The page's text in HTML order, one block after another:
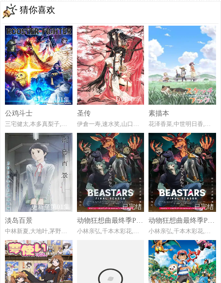
猜你喜欢
更新至第01集
公鸡斗士
三宅健太,本多真梨子,井泽诗织,大野智敬,鹿糠光明,大塚明夫,远野光,甲斐田裕子,笠间淳,藤原夏海
DVD中字
圣传
伊倉一寿,速水奖,山口胜平,榊原良子
已完结
素描本
花泽香菜,中世明日香,牧野由依,广桥凉,斋藤桃子,田村由香里,小清水亚美,浅野真澄,桑谷夏子,后藤邑子,大原崇,田坂秀树,下野纮,能登麻美子,大原沙耶香,日笠阳子,清水香里,金田朋子,伊藤静,中田让治
更新至第01集
淡岛百景
中林新夏,大地叶,茅野爱衣,藤原夏海,恒松步
已完结
动物狂想曲最终季Part.2
小林亲弘,千本木彩花,小野友树,三木真一郎,千叶繁,榎木淳弥,种崎敦美,梶裕贵,木村昴,大塚明夫,玄田哲章,折笠富美子,室元气,远藤绫,高木涉,胜杏里,冲野晃司
已完结
动物狂想曲最终季Part.2
小林亲弘,千本木彩花,小野友树,三木真一郎,千叶繁,榎木淳弥,种崎敦美,梶裕贵,木村昴,大塚明夫,玄田哲章,折笠富美子,室元气,远藤绫,高木涉,胜杏里,冲野晃司